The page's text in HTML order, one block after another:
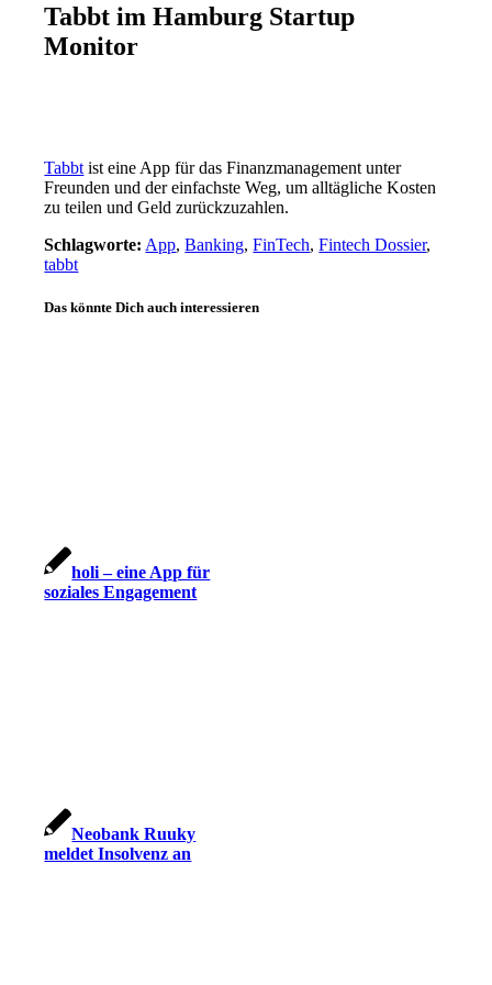
Tabbt im Hamburg Startup
Monitor
Tabbt ist eine App für das Finanzmanagement unter
Freunden und der einfachste Weg, um alltägliche Kosten
zu teilen und Geld zurückzuzahlen.
Schlagworte: App,Banking,FinTech,Fintech Dossier,
tabbt
Das könnte Dich auch interessieren
holi – eine App für
soziales Engagement
Neobank Ruuky
meldet Insolvenz an